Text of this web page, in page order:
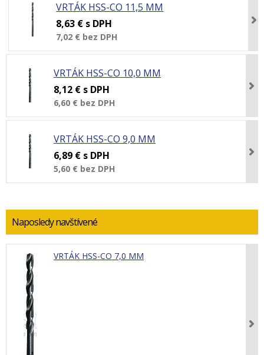
VRTÁK HSS-CO 11,5 MM
8,63 € s DPH
7,02 € bez DPH
VRTÁK HSS-CO 10,0 MM
8,12 € s DPH
6,60 € bez DPH
VRTÁK HSS-CO 9,0 MM
6,89 € s DPH
5,60 € bez DPH
Naposledy navštívené
VRTÁK HSS-CO 7,0 MM